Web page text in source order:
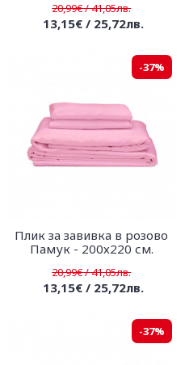
20,99€ / 41,05лв.
13,15€ / 25,72лв.
-37%
Плик за завивка в розово
Памук - 200х220 см.
20,99€ / 41,05лв.
13,15€ / 25,72лв.
-37%